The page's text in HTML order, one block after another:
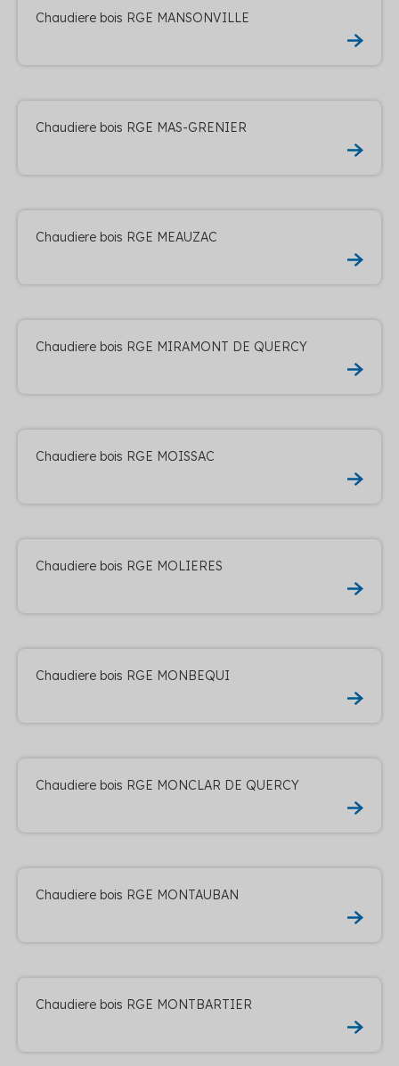
Chaudiere bois RGE MANSONVILLE
Chaudiere bois RGE MAS-GRENIER
Chaudiere bois RGE MEAUZAC
Chaudiere bois RGE MIRAMONT DE QUERCY
Chaudiere bois RGE MOISSAC
Chaudiere bois RGE MOLIERES
Chaudiere bois RGE MONBEQUI
Chaudiere bois RGE MONCLAR DE QUERCY
Chaudiere bois RGE MONTAUBAN
Chaudiere bois RGE MONTBARTIER